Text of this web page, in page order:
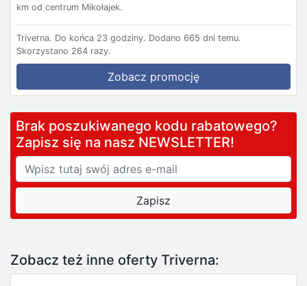
km od centrum Mikołajek.
Triverna. Do końca 23 godziny. Dodano 665 dni temu.
Skorzystano 264 razy.
Zobacz promocję
Brak poszukiwanego kodu rabatowego?
Zapisz się na nasz NEWSLETTER!
Zobacz też inne oferty Triverna: